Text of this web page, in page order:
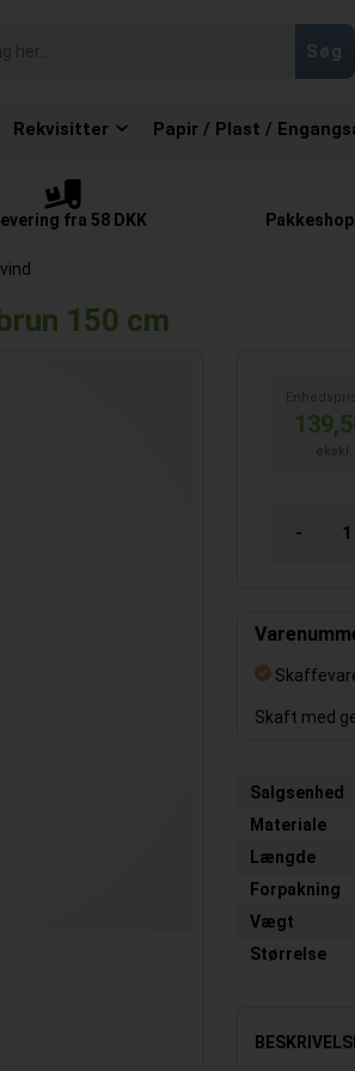
Rekvisitter Papir / Plast /
fra 58 DKK
150 cm
-
Skaft med
Salgsenhed
Materiale
Længde
Forpakning
Vægt
Størrelse